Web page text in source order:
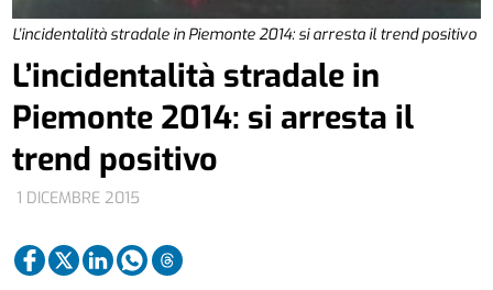
L’incidentalità stradale in Piemonte 2014: si arresta il trend positivo
1 DICEMBRE 2015
L’incidentalità stradale in
Piemonte 2014: si arresta il
trend positivo